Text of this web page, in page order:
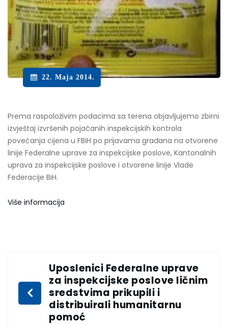
22. Maja 2014.
Prema raspoloživim podacima sa terena objavljujemo zbirni
izvještaj izvršenih pojačanih inspekcijskih kontrola
povećanja cijena u FBiH po prijavama građana na otvorene
linije Federalne uprave za inspekcijske poslove, Kantonalnih
uprava za inspekcijske poslove i otvorene linije Vlade
Federacije BiH.
Više informacija
Uposlenici Federalne uprave
za inspekcijske poslove ličnim
sredstvima prikupili i
distribuirali humanitarnu
pomoć